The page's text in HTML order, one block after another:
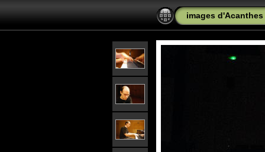
images d'Acanthes